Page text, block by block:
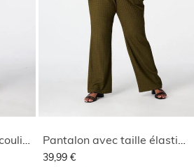
Pantalon avec cordon coulissant Pantalon avec taille élastique
39,99 €